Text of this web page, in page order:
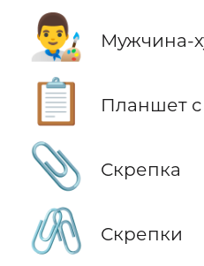
👨‍🎨 Мужчина-
📋 Планшет
📎 Скрепка
🖇️ Скрепки